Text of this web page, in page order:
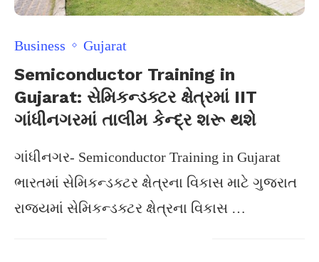
Business Gujarat
Semiconductor Training in
Gujarat: સેમિકન્ડક્ટર ક્ષેત્રમાં IIT
ગાંધીનગરમાં તાલીમ કેન્દ્ર શરૂ થશે
ગાંધીનગર- Semiconductor Training in Gujarat
ભારતમાં સેમિકન્ડક્ટર ક્ષેત્રના વિકાસ માટે ગુજરાત
રાજ્યમાં સેમિકન્ડક્ટર ક્ષેત્રના વિકાસ …